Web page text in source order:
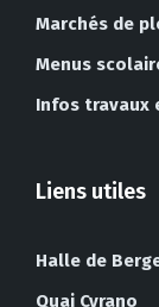
Marchés de
Menus
Infos travaux
Liens utiles
Halle de
Quai Cyrano